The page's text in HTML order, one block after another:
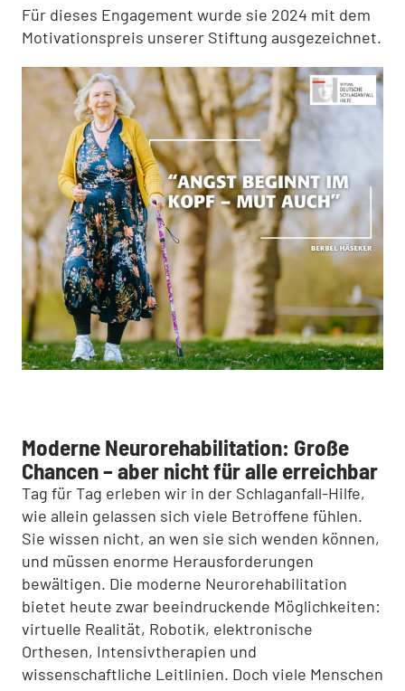
Für dieses Engagement wurde sie 2024 mit dem
Motivationspreis unserer Stiftung ausgezeichnet.
Moderne Neurorehabilitation: Große
Chancen – aber nicht für alle erreichbar
Tag für Tag erleben wir in der Schlaganfall-Hilfe,
wie allein gelassen sich viele Betroffene fühlen.
Sie wissen nicht, an wen sie sich wenden können,
und müssen enorme Herausforderungen
bewältigen. Die moderne Neurorehabilitation
bietet heute zwar beeindruckende Möglichkeiten:
virtuelle Realität, Robotik, elektronische
Orthesen, Intensivtherapien und
wissenschaftliche Leitlinien. Doch viele Menschen